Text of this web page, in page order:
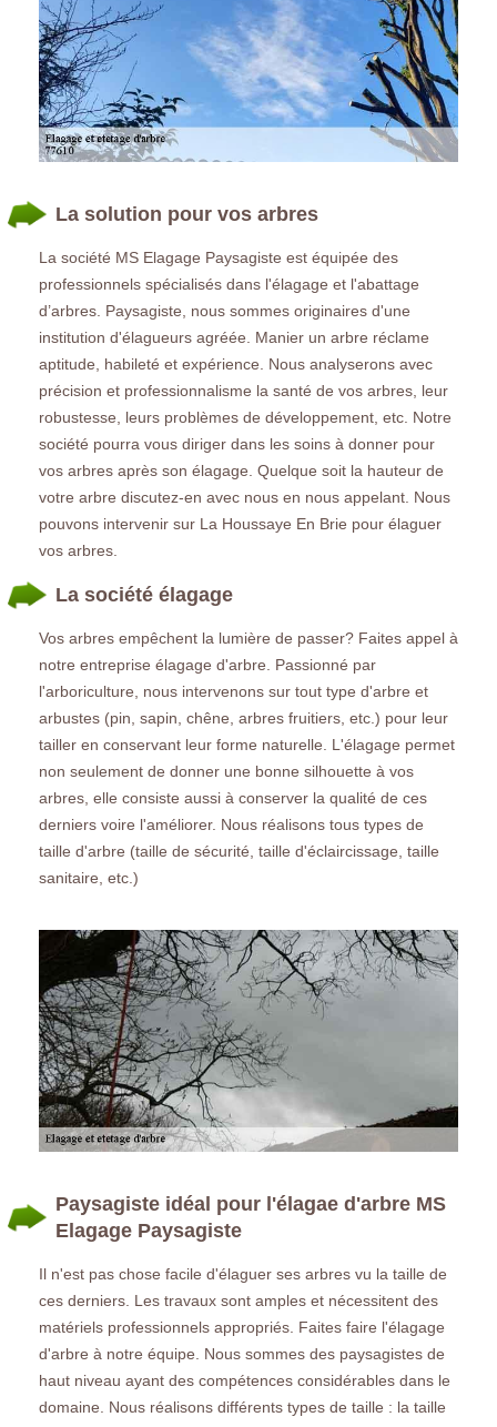
La solution pour vos arbres
La société MS Elagage Paysagiste est équipée des
professionnels spécialisés dans l'élagage et l'abattage
d’arbres. Paysagiste, nous sommes originaires d'une
institution d'élagueurs agréée. Manier un arbre réclame
aptitude, habileté et expérience. Nous analyserons avec
précision et professionnalisme la santé de vos arbres, leur
robustesse, leurs problèmes de développement, etc. Notre
société pourra vous diriger dans les soins à donner pour
vos arbres après son élagage. Quelque soit la hauteur de
votre arbre discutez-en avec nous en nous appelant. Nous
pouvons intervenir sur La Houssaye En Brie pour élaguer
vos arbres.
La société élagage
Vos arbres empêchent la lumière de passer? Faites appel à
notre entreprise élagage d'arbre. Passionné par
l'arboriculture, nous intervenons sur tout type d'arbre et
arbustes (pin, sapin, chêne, arbres fruitiers, etc.) pour leur
tailler en conservant leur forme naturelle. L'élagage permet
non seulement de donner une bonne silhouette à vos
arbres, elle consiste aussi à conserver la qualité de ces
derniers voire l'améliorer. Nous réalisons tous types de
taille d'arbre (taille de sécurité, taille d'éclaircissage, taille
sanitaire, etc.)
Paysagiste idéal pour l'élagae d'arbre MS
Elagage Paysagiste
Il n'est pas chose facile d'élaguer ses arbres vu la taille de
ces derniers. Les travaux sont amples et nécessitent des
matériels professionnels appropriés. Faites faire l'élagage
d'arbre à notre équipe. Nous sommes des paysagistes de
haut niveau ayant des compétences considérables dans le
domaine. Nous réalisons différents types de taille : la taille